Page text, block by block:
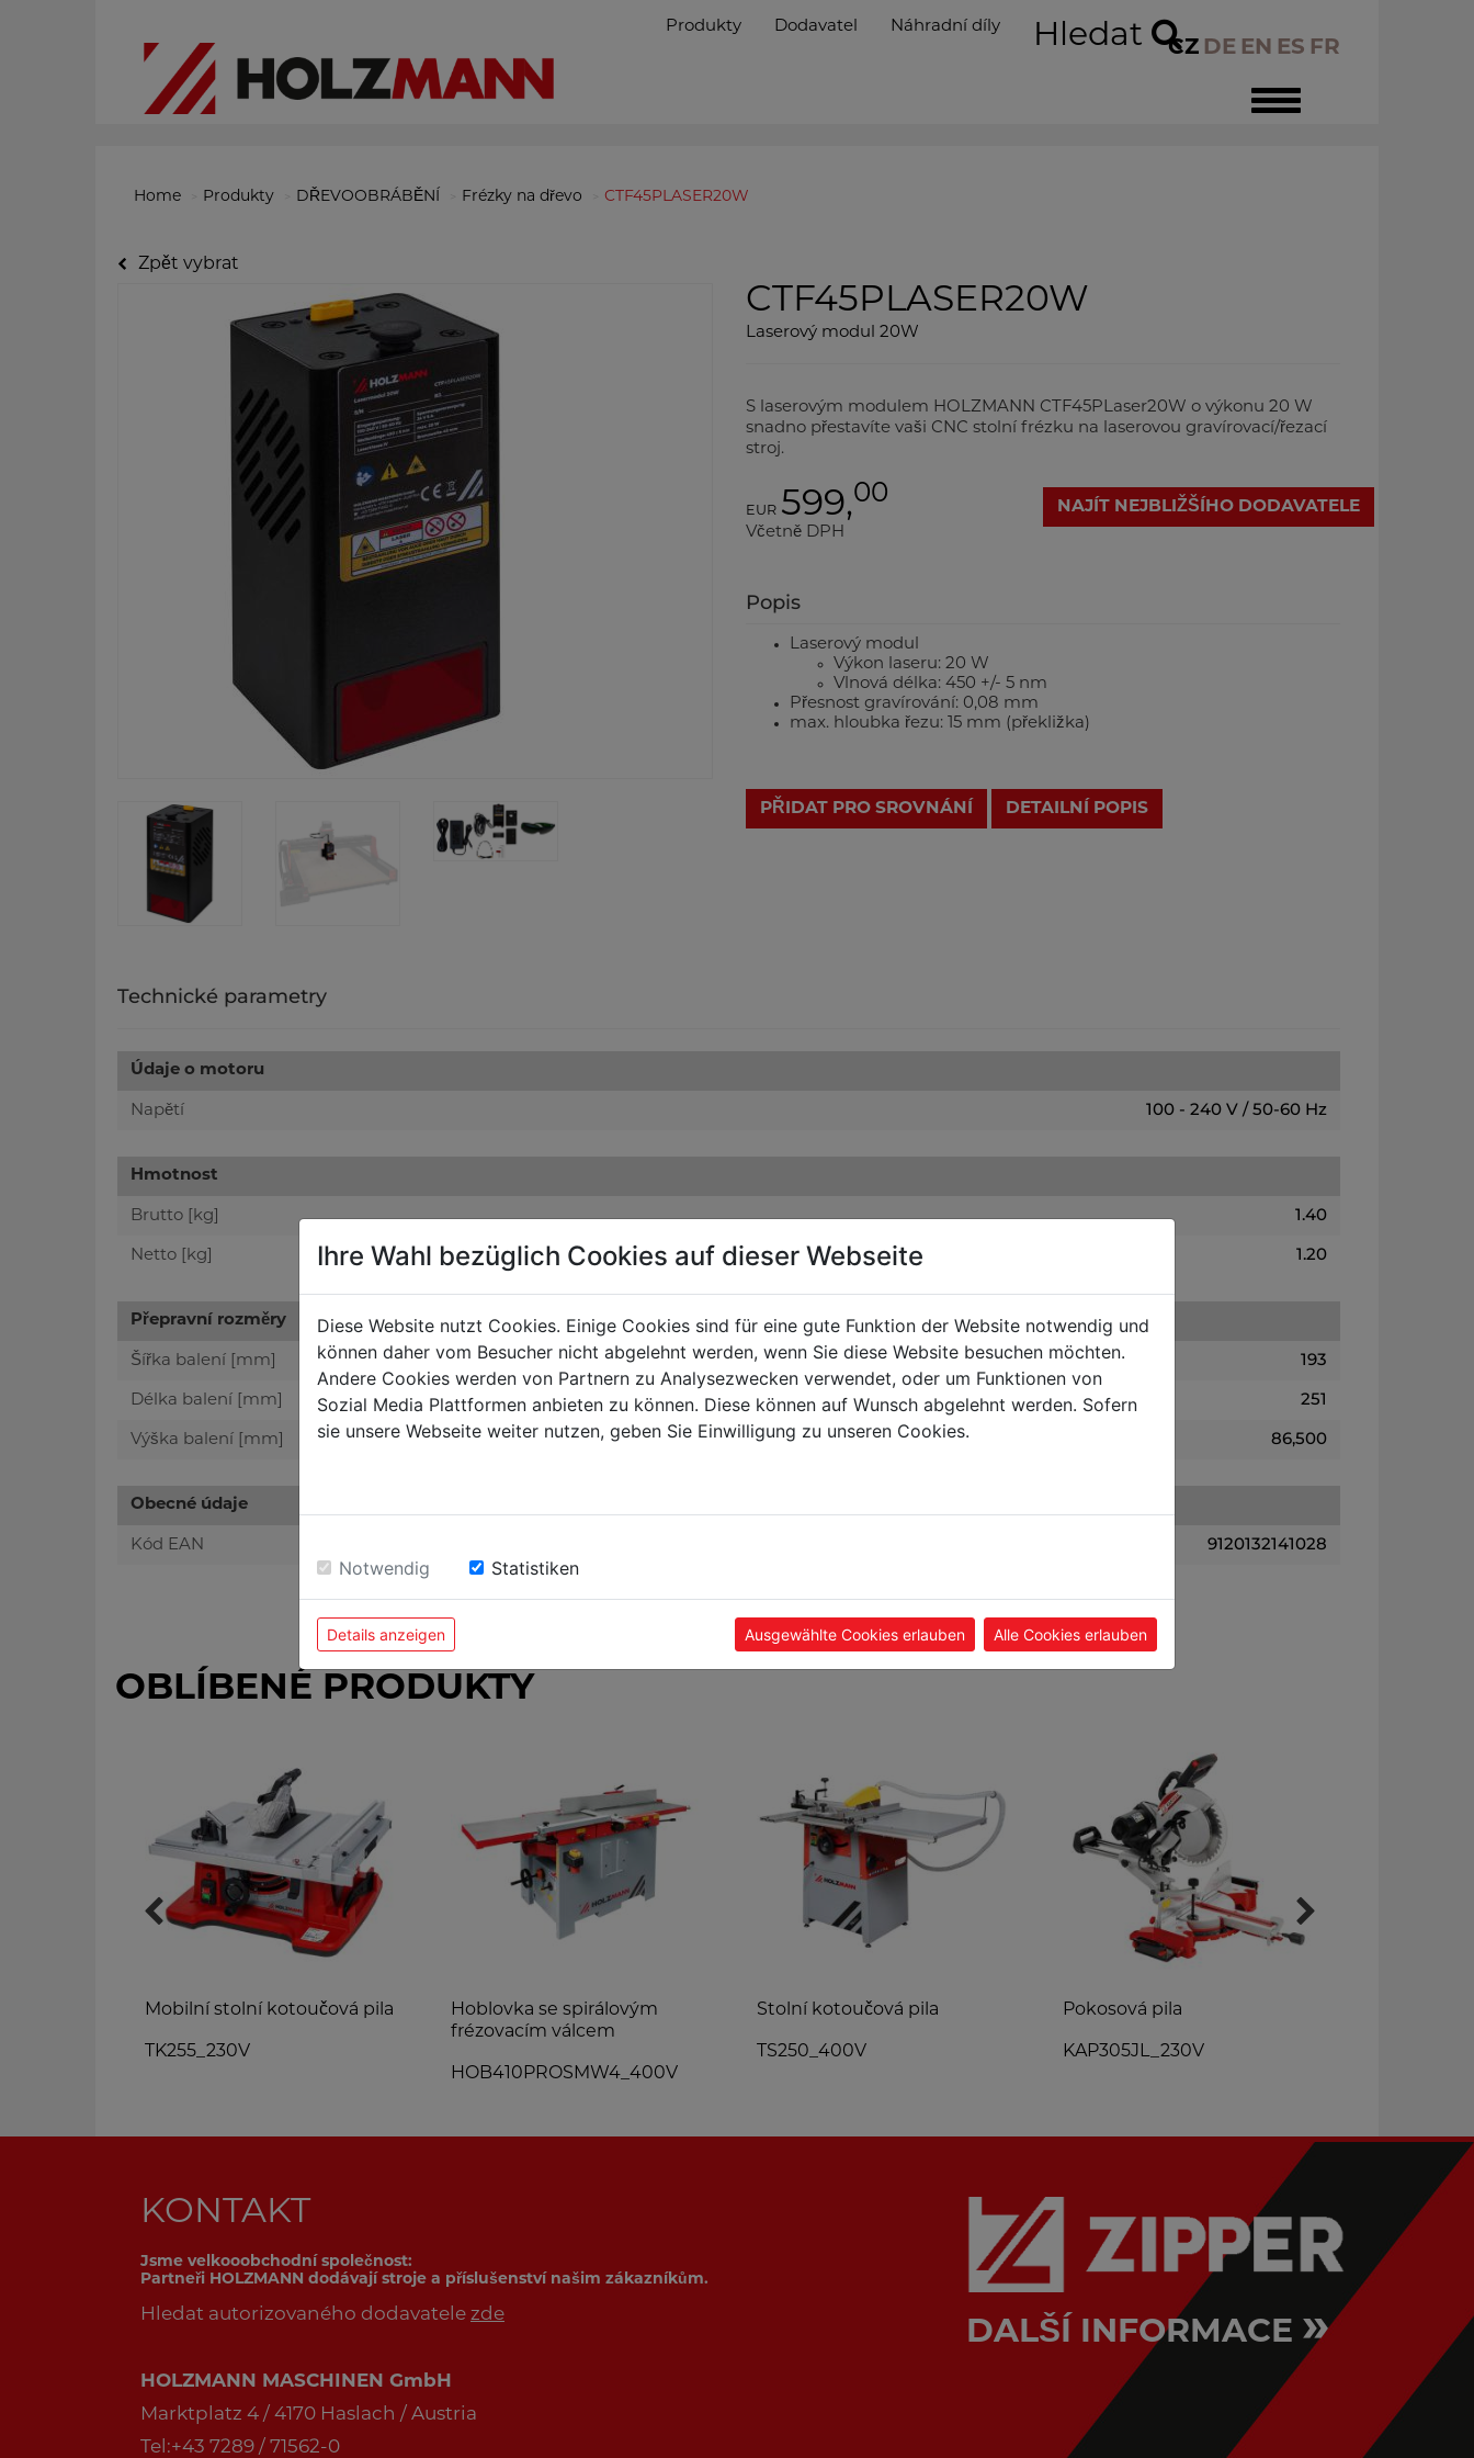
Toggle
navigation
CZ DE EN ES FR
Produkty Dodavatel Náhradní díly Hledat
Home Produkty DŘEVOOBRÁBĚNÍ Frézky na dřevo CTF45PLASER20W
Zpět vybrat
CTF45PLASER20W
Laserový modul 20W
S laserovým modulem HOLZMANN CTF45PLaser20W o výkonu 20 W
snadno přestavíte vaši CNC stolní frézku na laserovou gravírovací/řezací
stroj.
EUR 599,00
Včetně DPH
NAJÍT NEJBLIŽŠÍHO DODAVATELE
Popis
Laserový modul
Výkon laseru: 20 W
Vlnová délka: 450 +/- 5 nm
Přesnost gravírování: 0,08 mm
max. hloubka řezu: 15 mm (překližka)
PŘIDAT PRO SROVNÁNÍ DETAILNÍ POPIS
Technické parametry
Údaje o motoru
Napětí 100 - 240 V / 50-60 Hz
Hmotnost
Brutto [kg] 1.40
Netto [kg] 1.20
Přepravní rozměry
Šířka balení [mm] 193
Délka balení [mm] 251
Výška balení [mm] 86,500
Obecné údaje
Kód EAN 9120132141028
OBLÍBENÉ PRODUKTY
Mobilní stolní kotoučová pila
TK255_230V
Hoblovka se spirálovým
frézovacím válcem
HOB410PROSMW4_400V
Stolní kotoučová pila
TS250_400V
Pokosová pila
KAP305JL_230V
KONTAKT
Jsme velkooobchodní společnost:
Partneři HOLZMANN dodávají stroje a příslušenství našim zákazníkům.
Hledat autorizovaného dodavatele zde
HOLZMANN MASCHINEN GmbH
Marktplatz 4 / 4170 Haslach / Austria
Tel:+43 7289 / 71562-0
DALŠÍ INFORMACE »
Ihre Wahl bezüglich Cookies auf dieser Webseite
Diese Website nutzt Cookies. Einige Cookies sind für eine gute Funktion der Website notwendig und
können daher vom Besucher nicht abgelehnt werden, wenn Sie diese Website besuchen möchten.
Andere Cookies werden von Partnern zu Analysezwecken verwendet, oder um Funktionen von
Sozial Media Plattformen anbieten zu können. Diese können auf Wunsch abgelehnt werden. Sofern
sie unsere Webseite weiter nutzen, geben Sie Einwilligung zu unseren Cookies.
Notwendig Statistiken
Details anzeigen Ausgewählte Cookies erlauben Alle Cookies erlauben